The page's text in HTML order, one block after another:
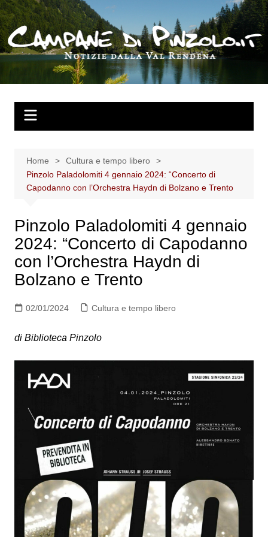
Salta
al
contenuto
Home
Cultura e tempo libero
Pinzolo Paladolomiti 4 gennaio 2024: “Concerto di
Capodanno con l’Orchestra Haydn di Bolzano e Trento
Pinzolo Paladolomiti 4 gennaio
2024: “Concerto di Capodanno
con l’Orchestra Haydn di
Bolzano e Trento
02/01/2024 Cultura e tempo libero
di Biblioteca Pinzolo